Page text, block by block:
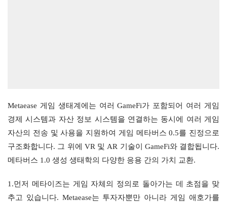
Metaease 게임 생태계에는 여러 GameFi가 포함되어 여러 게임
경제 시스템과 자산 정보 시스템을 연결하는 동시에 여러 게임
자산의 전송 및 사용을 지원하여 게임 메타버스 0.5를 진정으로
구조화합니다. 그 위에 VR 및 AR 기술이 GameFi와 결합됩니다.
메타버스 1.0 생성 생태학의 다양한 응용 간의 가치 교환.
1.먼저 메타이즈는 게임 자체의 정의로 돌아가는 데 초점을 맞
추고 있습니다. Metaease는 투자자뿐만 아니라 게임 애호가를